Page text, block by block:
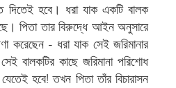
দিতেই হবে। ধরা যাক একটি বালক
পিতা তার বিরুদ্ধে আইন অনুসারে
করেছেন - ধরা যাক সেই জরিমানার
বালকটির কাছে জরিমানা পরিশোধ
হবে! তখন পিতা তাঁর বিচারাসন